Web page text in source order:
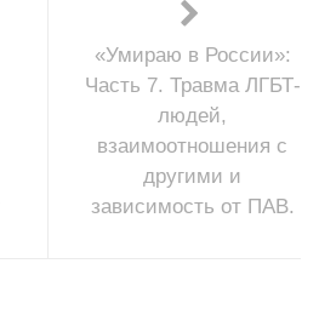
«Умираю в России»:
Часть 7. Травма ЛГБТ-
людей,
взаимоотношения с
другими и
зависимость от ПАВ.